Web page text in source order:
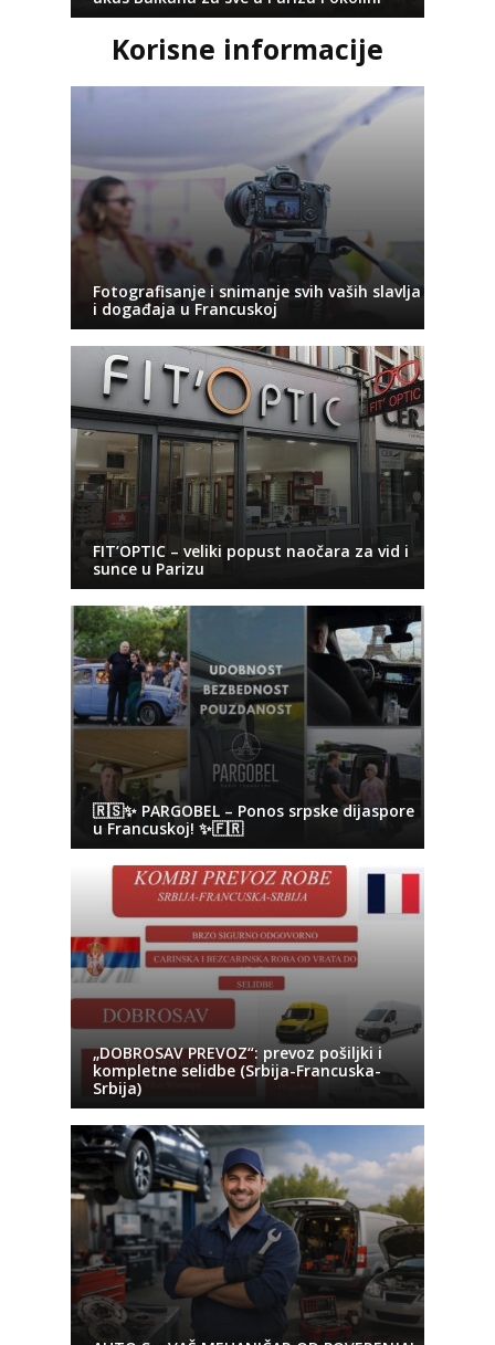
Korisne informacije
Fotografisanje i snimanje svih vaših slavlja
i događaja u Francuskoj
FIT’OPTIC – veliki popust naočara za vid i
sunce u Parizu
🇷🇸✨ PARGOBEL – Ponos srpske dijaspore
u Francuskoj! ✨🇫🇷
„DOBROSAV PREVOZ“: prevoz pošiljki i
kompletne selidbe (Srbija-Francuska-
Srbija)